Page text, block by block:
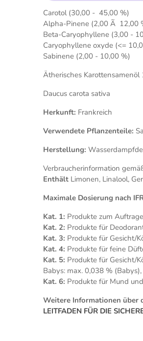
Carotol (30,00 - 45,00 %)
Alpha-Pinene (2,00 Ã 12,00
Beta-Caryophyllene (3,00 -
Caryophyllene oxyde (<=
Sabinene (2,00 - 10,00 %)
Ätherisches
Daucus carota sativa
Herkunft: Frankreich
Verwendete Pflanzenteile:
Herstellung:
Verbraucherinformation
Enthält Limonen, Linalool,
Maximale Dosierung nach
Kat. 1: Produkte zum
Kat. 2: Produkte für
Kat. 3: Produkte für Gesicht/
Kat. 4: Produkte für feine
Kat. 5: Produkte für Gesicht/
Babys: max. 0,038 % (Babys),
Kat. 6: Produkte für Mund
Weitere Informationen über
LEITFADEN FÜR DIE